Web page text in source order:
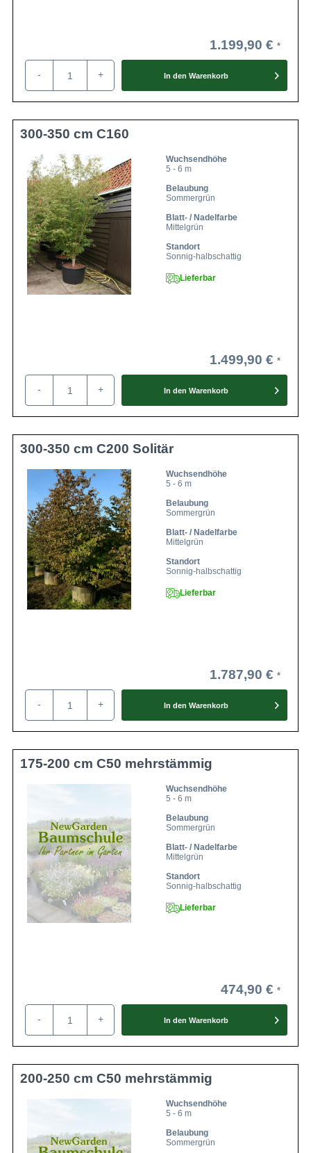
1.199,90 €
- + In den Warenkorb
300-350 cm C160
Wuchsendhöhe
5 - 6 m
Belaubung
Sommergrün
Blatt- / Nadelfarbe
Mittelgrün
Standort
Sonnig-halbschattig
Lieferbar
1.499,90 €
- + In den Warenkorb
300-350 cm C200 Solitär
Wuchsendhöhe
5 - 6 m
Belaubung
Sommergrün
Blatt- / Nadelfarbe
Mittelgrün
Standort
Sonnig-halbschattig
Lieferbar
1.787,90 €
- + In den Warenkorb
175-200 cm C50 mehrstämmig
Wuchsendhöhe
5 - 6 m
Belaubung
Sommergrün
Blatt- / Nadelfarbe
Mittelgrün
Standort
Sonnig-halbschattig
Lieferbar
474,90 €
- + In den Warenkorb
200-250 cm C50 mehrstämmig
Wuchsendhöhe
5 - 6 m
Belaubung
Sommergrün